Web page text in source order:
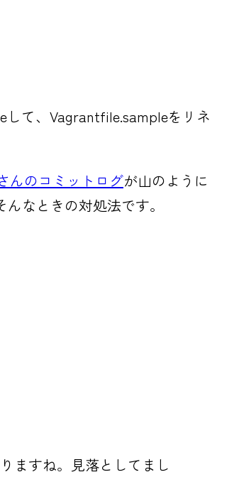
て、Vagrantfile.sampleをリネ
んのコミットログが山のように
なときの対処法です。
ますね。見落としてまし